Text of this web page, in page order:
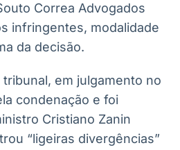
Correa Advogados
infringentes, modalidade
da decisão.
em julgamento no
condenação e foi
Cristiano Zanin
“ligeiras divergências”